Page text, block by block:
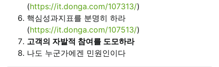
(https://it.donga.com/107313/)
핵심성과지표를 분명히 하라
(https://it.donga.com/107513/)
고객의 자발적 참여를 도모하라
나도 누군가에겐 민원인이다